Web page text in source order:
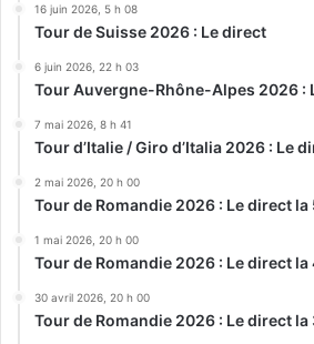
16 juin 2026, 5 h 08
Tour de Suisse 2026 : Le direct
6 juin 2026, 22 h 03
Tour Auvergne-Rhône-Alpes 2026 :
7 mai 2026, 8 h 41
Tour d’Italie / Giro d’Italia 2026 : Le
2 mai 2026, 20 h 00
Tour de Romandie 2026 : Le direct la
1 mai 2026, 20 h 00
Tour de Romandie 2026 : Le direct la
30 avril 2026, 20 h 00
Tour de Romandie 2026 : Le direct la